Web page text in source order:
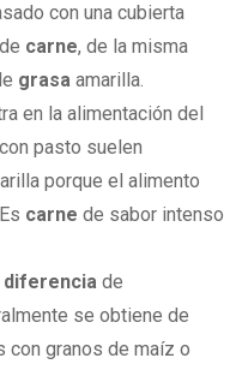
con una cubierta
carne, de la misma
grasa amarilla.
en la alimentación del
pasto suelen
porque el alimento
carne de sabor intenso
diferencia de
se obtiene de
con granos de maíz o